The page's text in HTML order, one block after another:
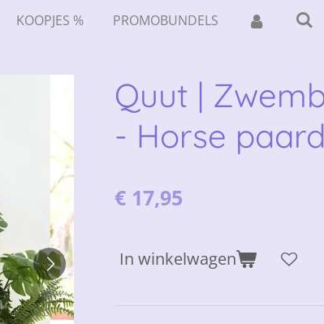
KOOPJES % PROMOBUNDELS
Quut |
- Horse
€ 17,95
In winkelwagen